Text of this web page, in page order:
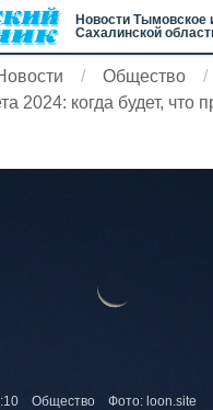
Новости Тымовское
Сахалинской
Общество
2024: когда будет, что
Общество Фото: loon.site